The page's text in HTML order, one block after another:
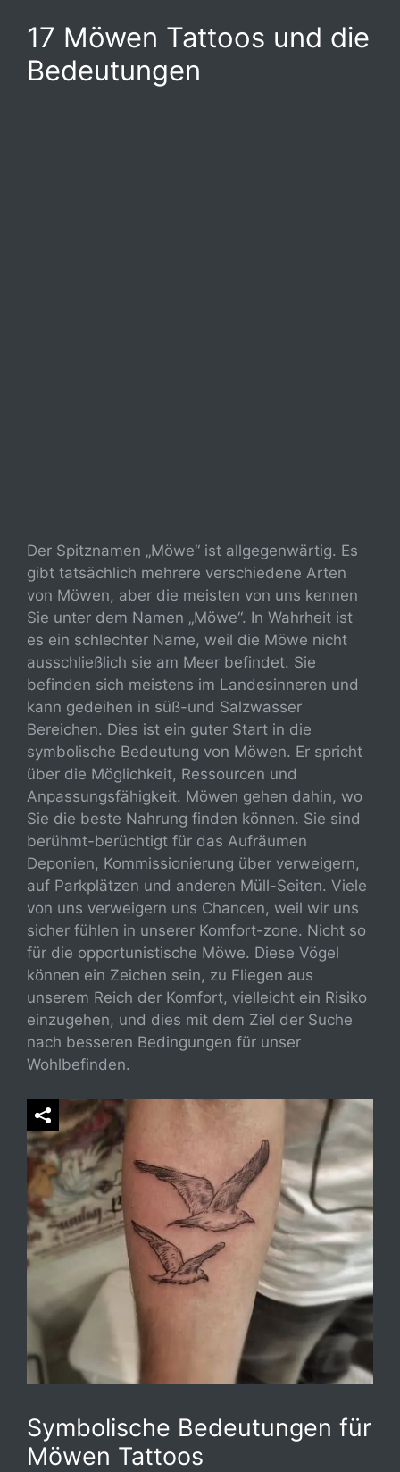
17 Möwen Tattoos und die
Bedeutungen
Der Spitznamen „Möwe“ ist allgegenwärtig. Es
gibt tatsächlich mehrere verschiedene Arten
von Möwen, aber die meisten von uns kennen
Sie unter dem Namen „Möwe“. In Wahrheit ist
es ein schlechter Name, weil die Möwe nicht
ausschließlich sie am Meer befindet. Sie
befinden sich meistens im Landesinneren und
kann gedeihen in süß-und Salzwasser
Bereichen. Dies ist ein guter Start in die
symbolische Bedeutung von Möwen. Er spricht
über die Möglichkeit, Ressourcen und
Anpassungsfähigkeit. Möwen gehen dahin, wo
Sie die beste Nahrung finden können. Sie sind
berühmt-berüchtigt für das Aufräumen
Deponien, Kommissionierung über verweigern,
auf Parkplätzen und anderen Müll-Seiten. Viele
von uns verweigern uns Chancen, weil wir uns
sicher fühlen in unserer Komfort-zone. Nicht so
für die opportunistische Möwe. Diese Vögel
können ein Zeichen sein, zu Fliegen aus
unserem Reich der Komfort, vielleicht ein Risiko
einzugehen, und dies mit dem Ziel der Suche
nach besseren Bedingungen für unser
Wohlbefinden.
Symbolische Bedeutungen für
Möwen Tattoos